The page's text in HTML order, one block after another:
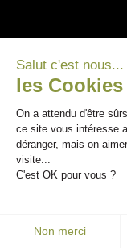
DES
Salut c'est nous...
les Cookies
On a attendu d'être
ce site vous intéresse
déranger, mais on
visite...
C'est OK pour vous ?
Non merci